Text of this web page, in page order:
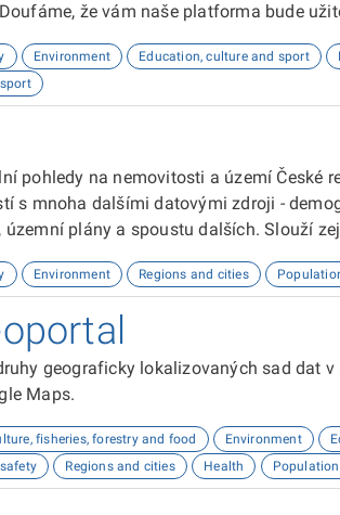
že vám naše platforma bude
Environment Education, culture and sport
pohledy na nemovitosti a území České
s mnoha dalšími datovými zdroji -
územní plány a spoustu dalších. Slouží
Environment Regions and cities
geograficky lokalizovaných sad dat
Maps.
fisheries, forestry and food Environment
Regions and cities Health